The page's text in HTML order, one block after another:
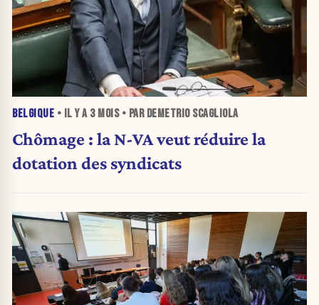
BELGIQUE • IL Y A 3 MOIS• PAR DEMETRIO SCAGLIOLA
Chômage : la N-VA veut réduire la
dotation des syndicats